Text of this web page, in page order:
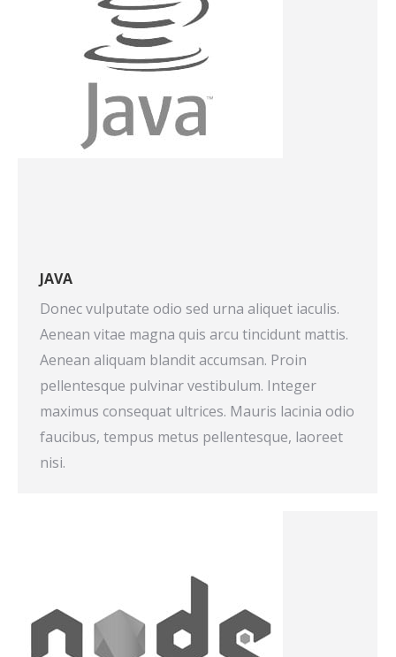
JAVA
Donec vulputate odio sed urna aliquet iaculis.
Aenean vitae magna quis arcu tincidunt mattis.
Aenean aliquam blandit accumsan. Proin
pellentesque pulvinar vestibulum. Integer
maximus consequat ultrices. Mauris lacinia odio
faucibus, tempus metus pellentesque, laoreet
nisi.